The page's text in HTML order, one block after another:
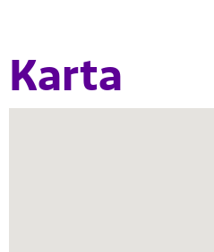
Karta